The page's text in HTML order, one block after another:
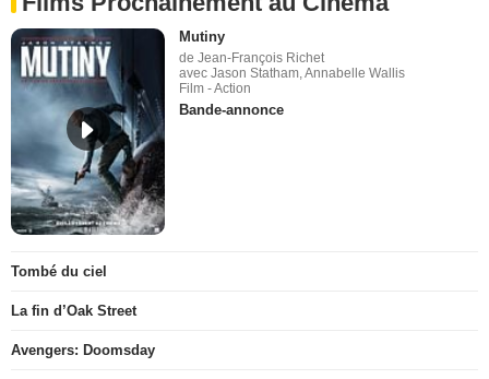
Mutiny
de Jean-François Richet
avec Jason Statham, Annabelle Wallis
Film - Action
Bande-annonce
Tombé du ciel
La fin d’Oak Street
Avengers: Doomsday